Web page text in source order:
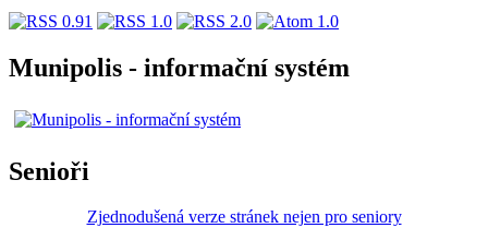
Munipolis - informační systém
Senioři
Zjednodušená verze stránek nejen pro seniory